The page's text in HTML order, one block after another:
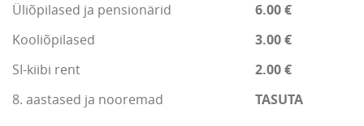
Üliõpilased ja pensionärid
6.00 €
Kooliõpilased
3.00 €
SI-kiibi rent
2.00 €
8. aastased ja nooremad
TASUTA